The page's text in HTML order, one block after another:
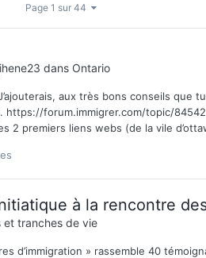
Page 1 sur 44
dans Ontario
aux très bons conseils que
https://forum.immigrer.com/topic/
2 premiers liens webs (de la vile
à la rencontre
et tranches de vie
d’immigration » rassemble 40